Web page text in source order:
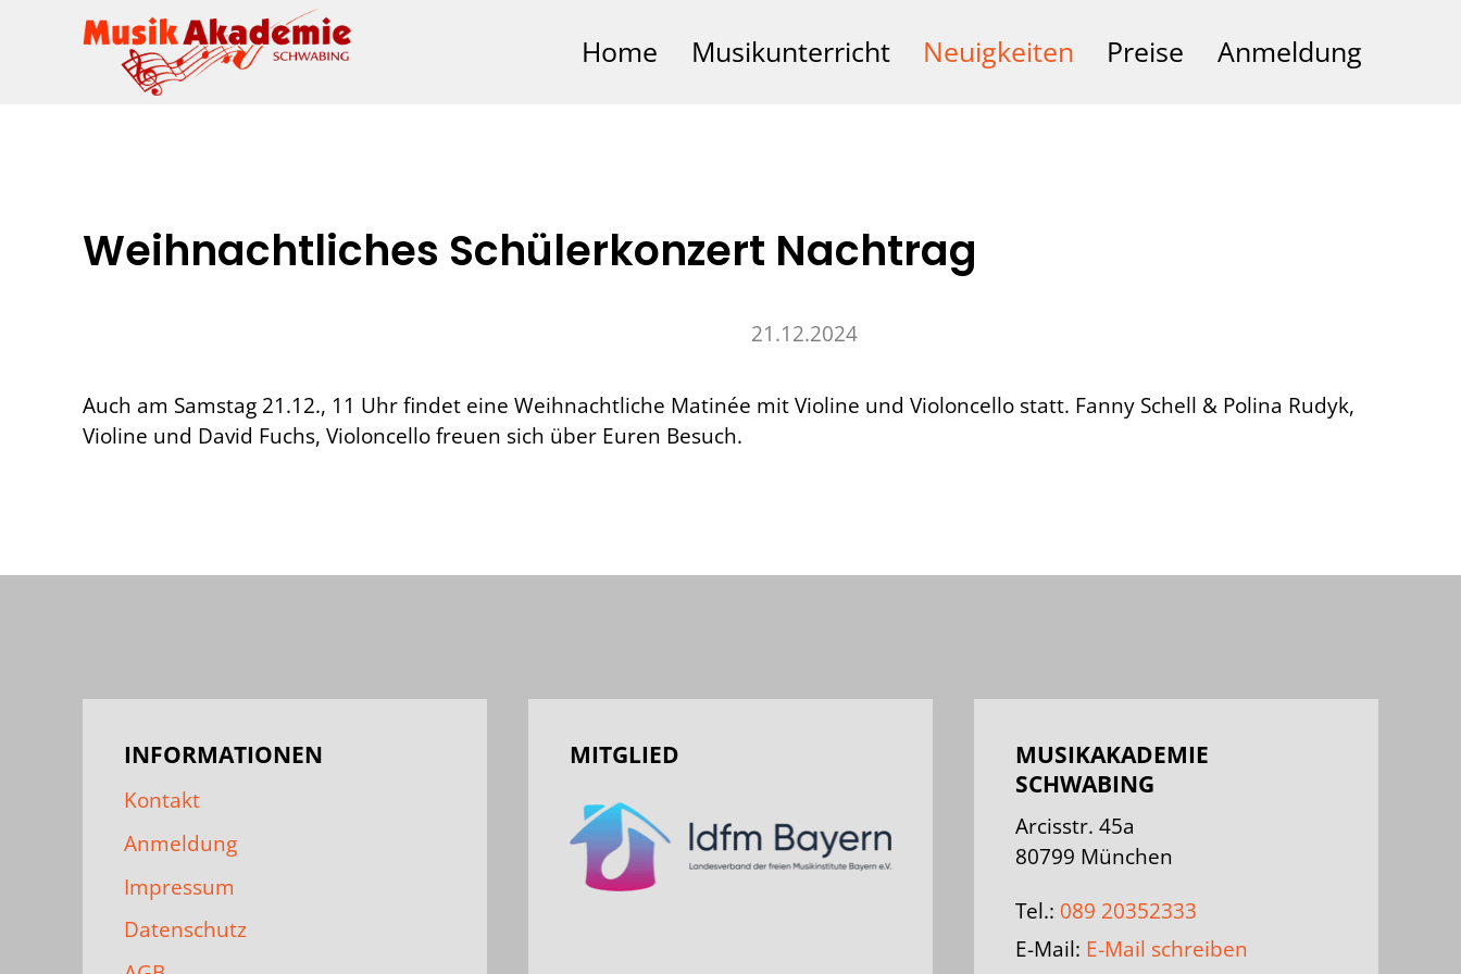
Home Musikunterricht Neuigkeiten Preise Anmeldung
Weihnachtliches Schülerkonzert Nachtrag
21.12.2024
Auch am Samstag 21.12., 11 Uhr findet eine Weihnachtliche Matinée mit Violine und Violoncello statt. Fanny Schell & Polina Rudyk,
Violine und David Fuchs, Violoncello freuen sich über Euren Besuch.
INFORMATIONEN
Kontakt
Anmeldung
Impressum
Datenschutz
MITGLIED
MUSIKAKADEMIE
SCHWABING
Arcisstr. 45a
80799 München
Tel.: 089 20352333
E-Mail: E-Mail schreiben